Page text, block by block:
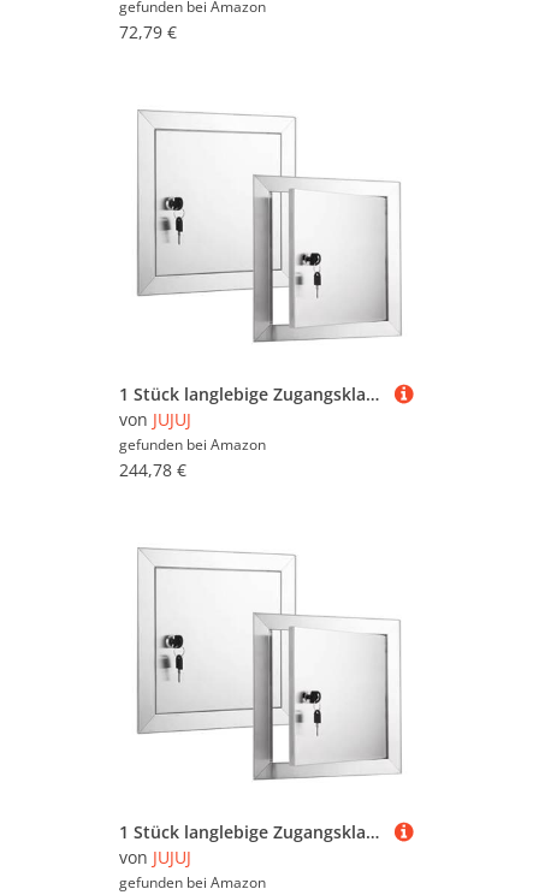
gefunden bei Amazon
72,79 €
1 Stück langlebige Zugangsklappe aus Edelstahl – wasserdichte Inspektionstür for einfache Wartung | Drehverschluss(20x30inch)
von JUJUJ
gefunden bei Amazon
244,78 €
1 Stück langlebige Zugangsklappe aus Edelstahl – wasserdichte Inspektionstür for einfache Wartung | Drehverschluss(16x26inch)
von JUJUJ
gefunden bei Amazon